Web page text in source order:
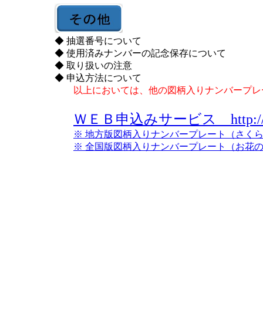
◆ 抽選番号について
◆ 使用済みナンバーの記念保存について
◆ 取り扱いの注意
◆ 申込方法について
以上においては、他の図柄入りナンバープ
ＷＥＢ申込みサービス http://
※ 地方版図柄入りナンバープレート（さく
※ 全国版図柄入りナンバープレート（お花